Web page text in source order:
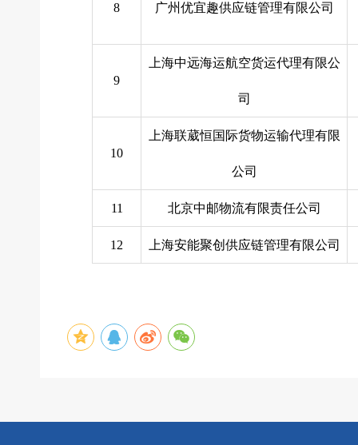
8 广州优宜趣供应链管理有限公司
9
上海中远海运航空货运代理有限公
司
10
上海联葳恒国际货物运输代理有限
公司
11 北京中邮物流有限责任公司
12 上海安能聚创供应链管理有限公司